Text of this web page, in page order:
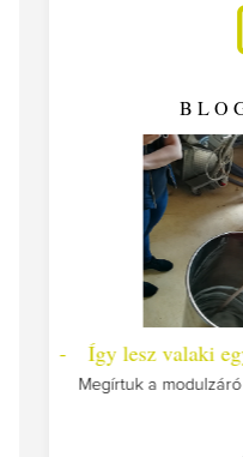
Így lesz valaki
Megírtuk a modulzáró